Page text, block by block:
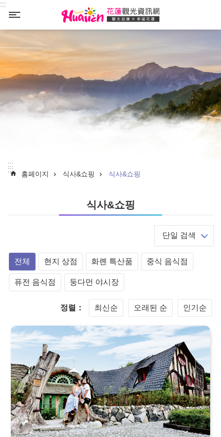
Select
:::
:::
::: 홈페이지 식사&쇼핑 식사&쇼핑
식사&쇼핑
단일 검색
전체 현지 상점 화롄 특산품 중식 음식점
퓨전 음식점 둥다먼 야시장
정렬： 최신순 오래된 순 인기순